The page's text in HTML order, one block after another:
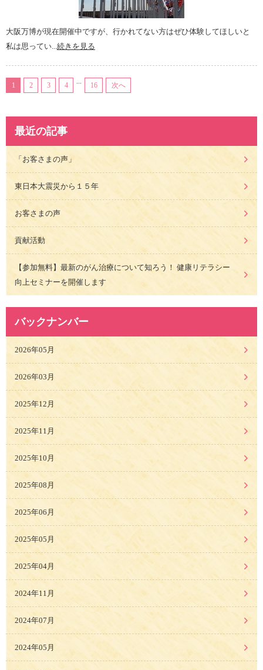
大阪万博が現在開催中ですが、行かれてない方はぜひ体験してほしいと
私は思ってい... 続きを見る
1 2 3 4 16 次へ
最近の記事
「お客さまの声」
東日本大震災から１５年
お客さまの声
貢献活動
【参加無料】最新のがん治療について知ろう！ 健康リテラシー
向上セミナーを開催します
バックナンバー
2026年05月
2026年03月
2025年12月
2025年11月
2025年10月
2025年08月
2025年06月
2025年05月
2025年04月
2024年11月
2024年07月
2024年05月